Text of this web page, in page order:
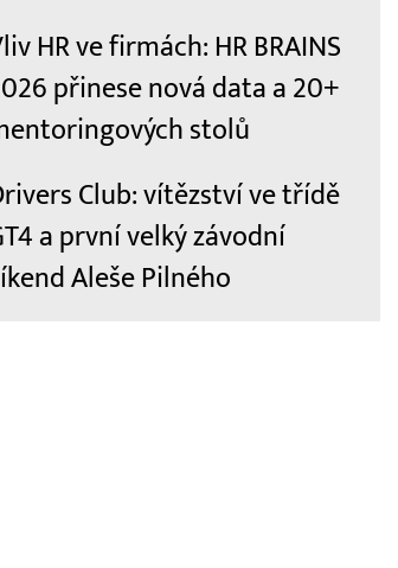
HR ve firmách: HR BRAINS
přinese nová data a 20+
stolů
Club: vítězství ve třídě
a první velký závodní
Aleše Pilného